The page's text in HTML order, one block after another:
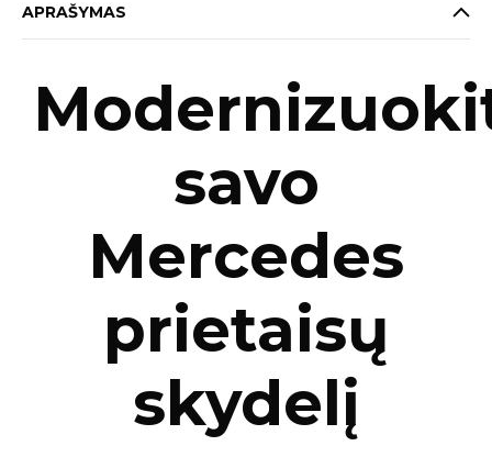
APRAŠYMAS
savo
Mercedes
prietaisų
skydelį